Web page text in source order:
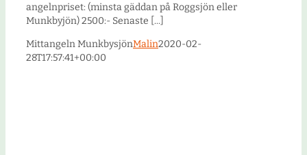
angelnpriset: (minsta gäddan på Roggsjön eller
Munkbyjön) 2500:- Senaste [...]
Mittangeln MunkbysjönMalin2020-02-
28T17:57:41+00:00